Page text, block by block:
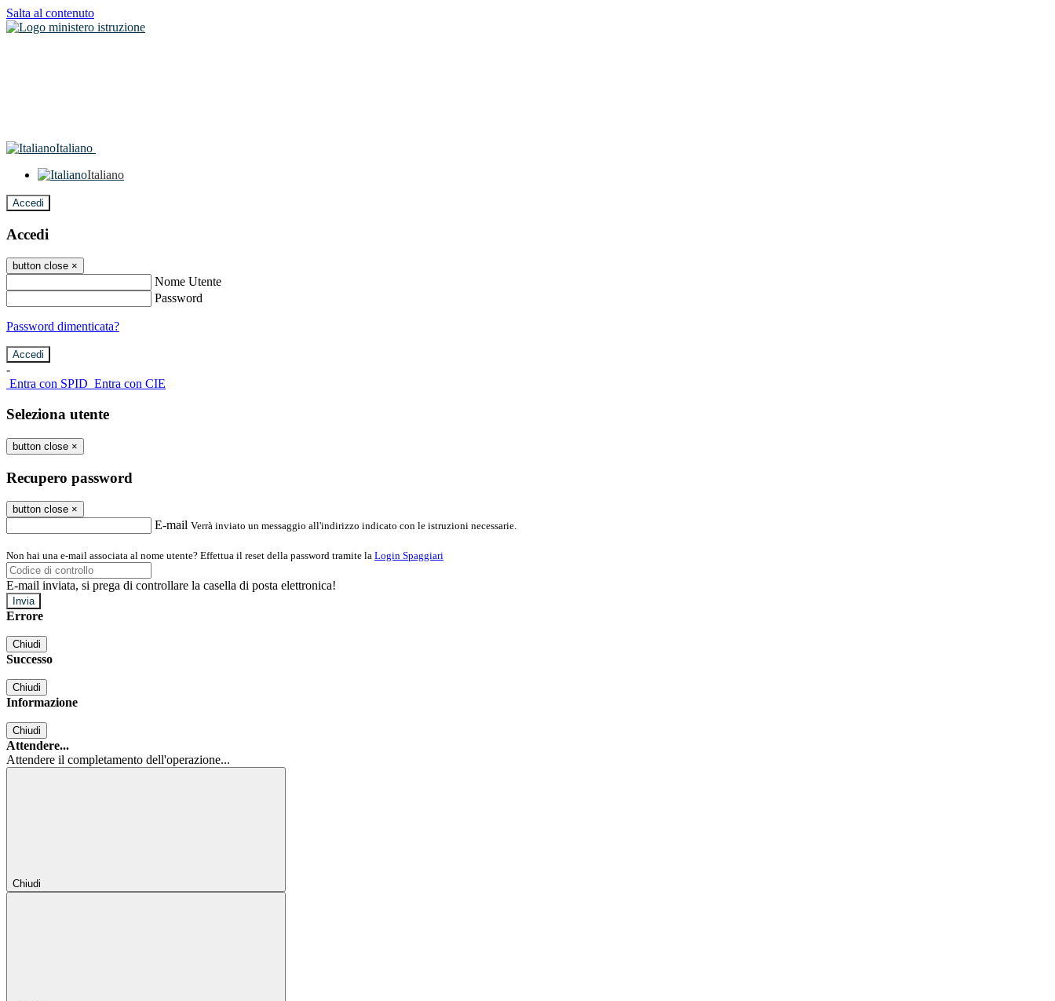
Salta al contenuto
Italiano
Italiano
Accedi
Accedi
button close ×
Nome Utente
Password
Password dimenticata?
-
Entra con SPID Entra con CIE
Seleziona utente
button close ×
Recupero password
button close ×
E-mail Verrà inviato un messaggio all'indirizzo indicato con le istruzioni necessarie.
Non hai una e-mail associata al nome utente? Effettua il reset della password tramite la Login Spaggiari
E-mail inviata, si prega di controllare la casella di posta elettronica!
Errore
Chiudi
Successo
Chiudi
Informazione
Chiudi
Attendere...
Attendere il completamento dell'operazione...
Chiudi